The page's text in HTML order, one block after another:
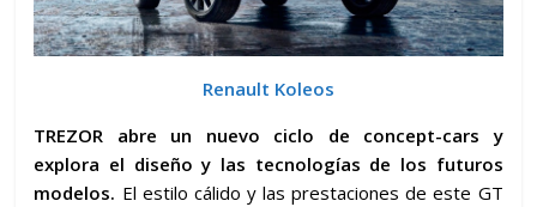
Renault Koleos
TREZOR abre un nuevo ciclo de concept-cars y
explora el diseño y las tecnologías de los futuros
modelos. El estilo cálido y las prestaciones de este GT